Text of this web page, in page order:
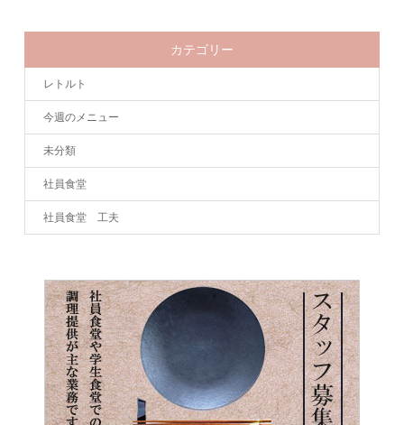
カテゴリー
レトルト
今週のメニュー
未分類
社員食堂
社員食堂 工夫